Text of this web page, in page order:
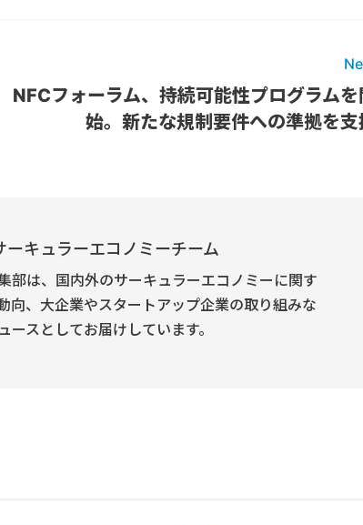
NFCフォーラム、持続可能性プログラムを
始。新たな規制要件への準拠を支
ーキュラーエコノミーチーム
は、国内外のサーキュラーエコノミーに関す
向、大企業やスタートアップ企業の取り組みな
スとしてお届けしています。